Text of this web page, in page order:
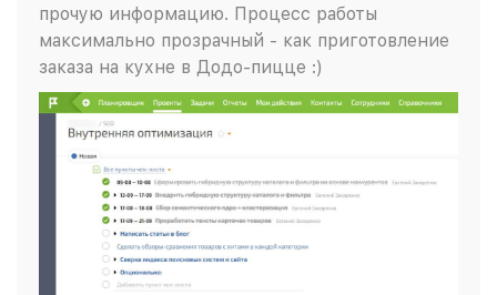
прочую информацию. Процесс работы
максимально прозрачный - как приготовление
заказа на кухне в Додо-пицце :)